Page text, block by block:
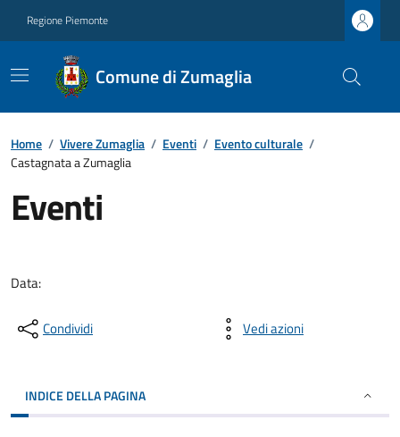
Regione Piemonte
Comune di Zumaglia
Home / Vivere Zumaglia / Eventi / Evento culturale /
Castagnata a Zumaglia
Eventi
Data:
Condividi Vedi azioni
INDICE DELLA PAGINA